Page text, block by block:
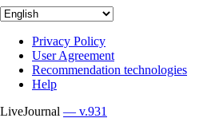
Privacy Policy
User Agreement
Recommendation technologies
Help
LiveJournal — v.931